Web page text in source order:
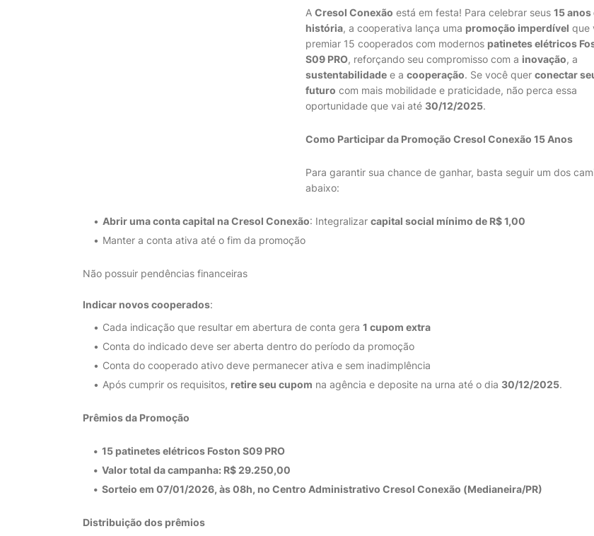
A Cresol Conexão está em festa! Para celebrar seus 15 anos
história, a cooperativa lança uma promoção imperdível que
premiar 15 cooperados com modernos patinetes elétricos
S09 PRO, reforçando seu compromisso com a inovação, a
sustentabilidade e a cooperação. Se você quer conectar
futuro com mais mobilidade e praticidade, não perca essa
oportunidade que vai até 30/12/2025.
Como Participar da Promoção Cresol Conexão 15 Anos
Para garantir sua chance de ganhar, basta seguir um dos
abaixo:
Abrir uma conta capital na Cresol Conexão: Integralizar capital social mínimo de R$ 1,00
Manter a conta ativa até o fim da promoção
Não possuir pendências financeiras
Indicar novos cooperados:
Cada indicação que resultar em abertura de conta gera 1 cupom extra
Conta do indicado deve ser aberta dentro do período da promoção
Conta do cooperado ativo deve permanecer ativa e sem inadimplência
Após cumprir os requisitos, retire seu cupom na agência e deposite na urna até o dia 30/12/2025.
Prêmios da Promoção
15 patinetes elétricos Foston S09 PRO
Valor total da campanha: R$ 29.250,00
Sorteio em 07/01/2026, às 08h, no Centro Administrativo Cresol Conexão (Medianeira/PR)
Distribuição dos prêmios